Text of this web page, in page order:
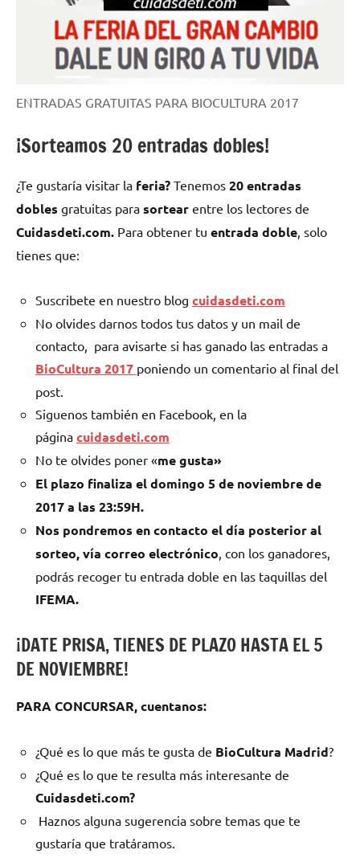
ENTRADAS GRATUITAS PARA BIOCULTURA 2017
¡Sorteamos 20 entradas dobles!
¿Te gustaría visitar la feria? Tenemos 20 entradas
dobles gratuitas para sortear entre los lectores de
Cuidasdeti.com. Para obtener tu entrada doble , solo
tienes que:
Suscribete en nuestro blog cuidasdeti.com
No olvides darnos todos tus datos y un mail de
contacto, para avisarte si has ganado las entradas a
BioCultura 2017 poniendo un comentario al final del
post.
Siguenos también en Facebook, en la
página cuidasdeti.com
No te olvides poner «me gusta»
El plazo finaliza el domingo 5 de noviembre de
2017 a las 23:59H.
Nos pondremos en contacto el día posterior al
sorteo, vía correo electrónico , con los ganadores,
podrás recoger tu entrada doble en las taquillas del
IFEMA.
¡DATE PRISA, TIENES DE PLAZO HASTA EL 5
DE NOVIEMBRE!
PARA CONCURSAR, cuentanos:
¿Qué es lo que más te gusta de BioCultura Madrid?
¿Qué es lo que te resulta más interesante de
Cuidasdeti.com?
Haznos alguna sugerencia sobre temas que te
gustaría que tratáramos.